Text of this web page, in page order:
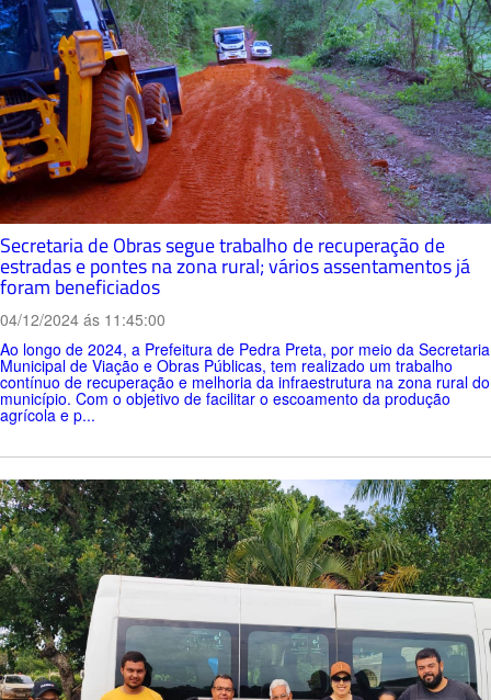
Secretaria de Obras segue trabalho de recuperação de
estradas e pontes na zona rural; vários assentamentos já
foram beneficiados
04/12/2024 ás 11:45:00
Ao longo de 2024, a Prefeitura de Pedra Preta, por meio da Secretaria
Municipal de Viação e Obras Públicas, tem realizado um trabalho
contínuo de recuperação e melhoria da infraestrutura na zona rural do
município. Com o objetivo de facilitar o escoamento da produção
agrícola e p...